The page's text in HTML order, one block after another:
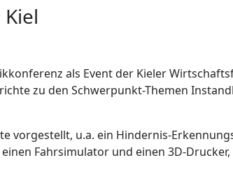
als Event der Kieler
zu den Schwerpunkt-Themen
vorgestellt, u.a. ein Hindernis-
Fahrsimulator und einen 3D-